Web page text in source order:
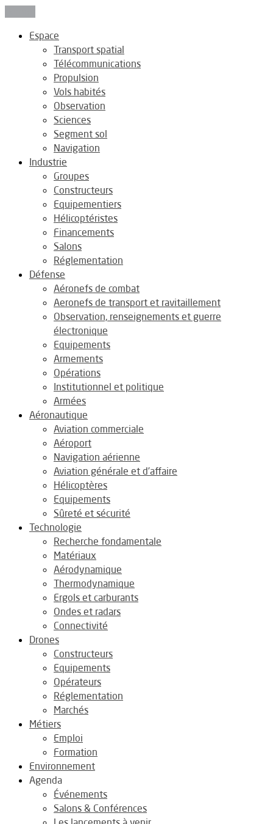
Espace
Transport spatial
Télécommunications
Propulsion
Vols habités
Observation
Sciences
Segment sol
Navigation
Industrie
Groupes
Constructeurs
Equipementiers
Hélicoptéristes
Financements
Salons
Réglementation
Défense
Aéronefs de combat
Aeronefs de transport et ravitaillement
Observation, renseignements et guerre
électronique
Equipements
Armements
Opérations
Institutionnel et politique
Armées
Aéronautique
Aviation commerciale
Aéroport
Navigation aérienne
Aviation générale et d’affaire
Hélicoptères
Equipements
Sûreté et sécurité
Technologie
Recherche fondamentale
Matériaux
Aérodynamique
Thermodynamique
Ergols et carburants
Ondes et radars
Connectivité
Drones
Constructeurs
Equipements
Opérateurs
Réglementation
Marchés
Métiers
Emploi
Formation
Environnement
Agenda
Événements
Salons & Conférences